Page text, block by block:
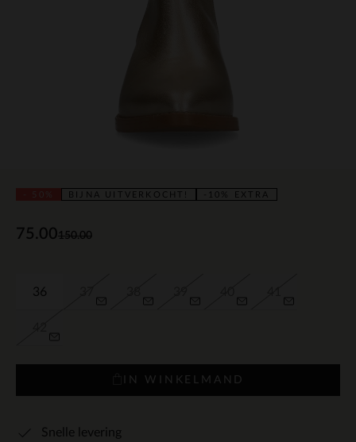
BIJNA UITVERKOCHT! -10% EXTRA
150.00
75.00
36
IN WINKELMAND
Snelle levering